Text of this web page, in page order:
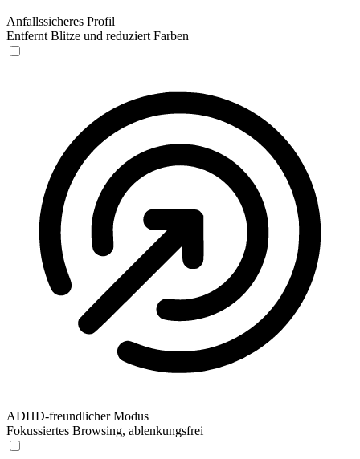
Anfallssicheres Profil
Entfernt Blitze und reduziert Farben
ADHD-freundlicher Modus
Fokussiertes Browsing, ablenkungsfrei